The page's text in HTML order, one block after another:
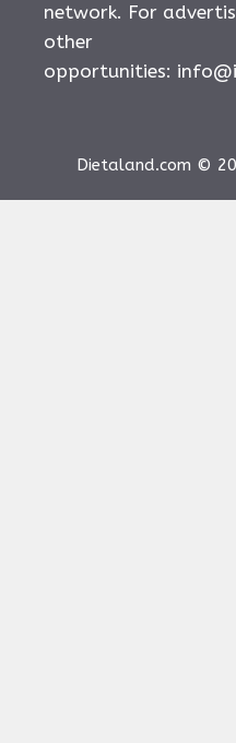
network. For
other
opportunities:
Dietaland.com ©